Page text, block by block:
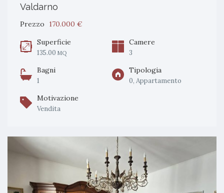
Valdarno
Prezzo
170.000 €
Superficie
135.00 MQ
Camere
3
Bagni
1
Tipologia
0, Appartamento
Motivazione
Vendita